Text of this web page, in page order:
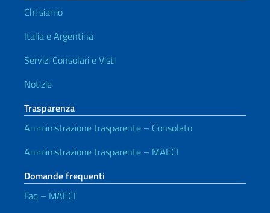
Chi siamo
Italia e Argentina
Servizi Consolari e Visti
Notizie
Trasparenza
Amministrazione trasparente – Consolato
Amministrazione trasparente – MAECI
Domande frequenti
Faq – MAECI